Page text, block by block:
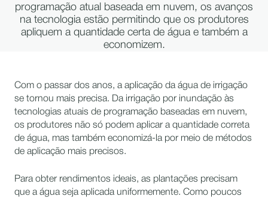
programação atual baseada em nuvem, os avanços
na tecnologia estão permitindo que os produtores
apliquem a quantidade certa de água e também a
economizem.
Com o passar dos anos, a aplicação da água de irrigação
se tornou mais precisa. Da irrigação por inundação às
tecnologias atuais de programação baseadas em nuvem,
os produtores não só podem aplicar a quantidade correta
de água, mas também economizá-la por meio de métodos
de aplicação mais precisos.
Para obter rendimentos ideais, as plantações precisam
que a água seja aplicada uniformemente. Como poucos